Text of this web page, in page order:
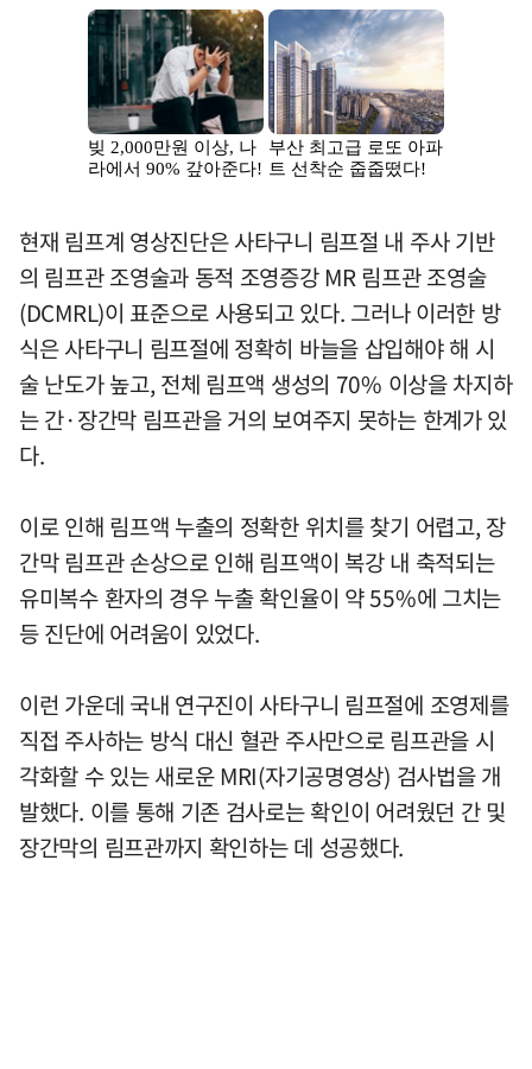
현재 림프계 영상진단은 사타구니 림프절 내 주사 기반
의 림프관 조영술과 동적 조영증강 MR 림프관 조영술
(DCMRL)이 표준으로 사용되고 있다. 그러나 이러한 방
식은 사타구니 림프절에 정확히 바늘을 삽입해야 해 시
술 난도가 높고, 전체 림프액 생성의 70% 이상을 차지하
는 간·장간막 림프관을 거의 보여주지 못하는 한계가 있
다.
이로 인해 림프액 누출의 정확한 위치를 찾기 어렵고, 장
간막 림프관 손상으로 인해 림프액이 복강 내 축적되는
유미복수 환자의 경우 누출 확인율이 약 55%에 그치는
등 진단에 어려움이 있었다.
이런 가운데 국내 연구진이 사타구니 림프절에 조영제를
직접 주사하는 방식 대신 혈관 주사만으로 림프관을 시
각화할 수 있는 새로운 MRI(자기공명영상) 검사법을 개
발했다. 이를 통해 기존 검사로는 확인이 어려웠던 간 및
장간막의 림프관까지 확인하는 데 성공했다.